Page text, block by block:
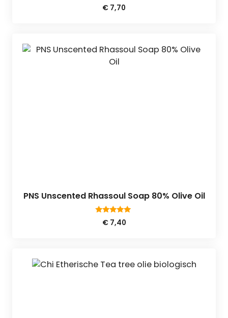
4.88
van 5
€ 7,70
PNS Unscented Rhassoul Soap 80% Olive Oil
4.75
van 5
€7,40